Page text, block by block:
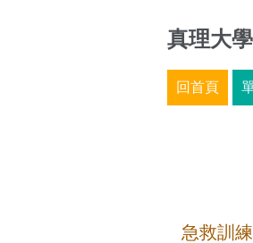
真理大
回首頁
急救訓